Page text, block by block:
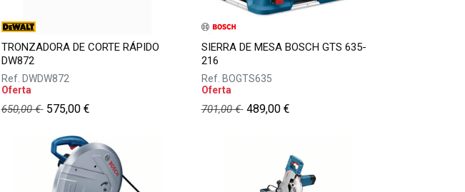
TRONZADORA DE CORTE RÁPIDO
DW872
Ref. DWDW872
Oferta
650,00€ 575,00€
SIERRA DE MESA BOSCH GTS 635-
216
Ref. BOGTS635
Oferta
701,00€ 489,00€